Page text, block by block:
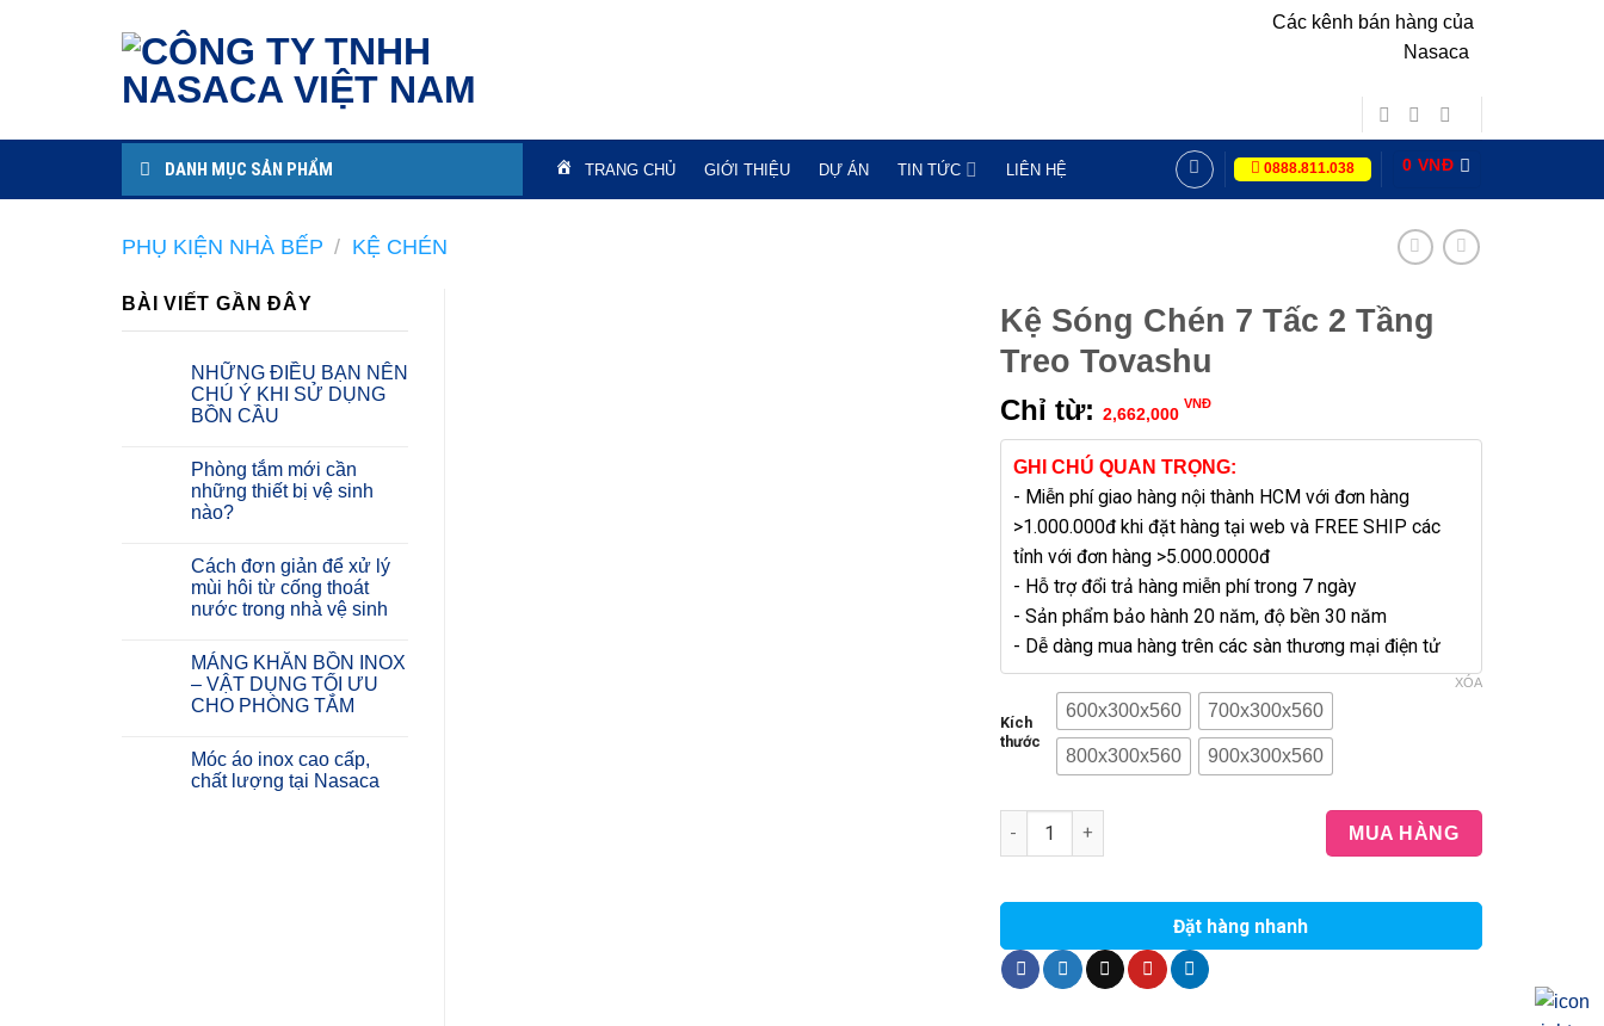
Các kênh bán hàng của
Nasaca
DANH MỤC SẢN PHẨM TRANG CHỦ GIỚI THIỆU DỰ ÁN TIN TỨC LIÊN HỆ 0888.811.038 0VNĐ
PHỤ KIỆN NHÀ BẾP / KỆ CHÉN
BÀI VIẾT GẦN ĐÂY
NHỮNG ĐIỀU BẠN NÊN
CHÚ Ý KHI SỬ DỤNG
BỒN CẦU
Phòng tắm mới cần
những thiết bị vệ sinh
nào?
Cách đơn giản để xử lý
mùi hôi từ cống thoát
nước trong nhà vệ sinh
MÁNG KHĂN BỒN INOX
– VẬT DỤNG TỐI ƯU
CHO PHÒNG TẮM
Móc áo inox cao cấp,
chất lượng tại Nasaca
Kệ Sóng Chén 7 Tấc 2 Tầng
Treo Tovashu
Chỉ từ: 2,662,000
VNĐ
GHI CHÚ QUAN TRỌNG:
- Miễn phí giao hàng nội thành HCM với đơn hàng
>1.000.000đ khi đặt hàng tại web và FREE SHIP các
tỉnh với đơn hàng >5.000.0000đ
- Hỗ trợ đổi trả hàng miễn phí trong 7 ngày
- Sản phẩm bảo hành 20 năm, độ bền 30 năm
- Dễ dàng mua hàng trên các sàn thương mại điện tử
Kích
thước
600x300x560 700x300x560
800x300x560 900x300x560
XÓA
Kệ Sóng Chén 7 Tấc 2 Tầng Treo Tovashu số lượng
MUA HÀNG
Đặt hàng nhanh